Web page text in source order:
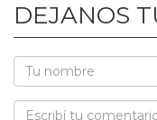
DEJANOS